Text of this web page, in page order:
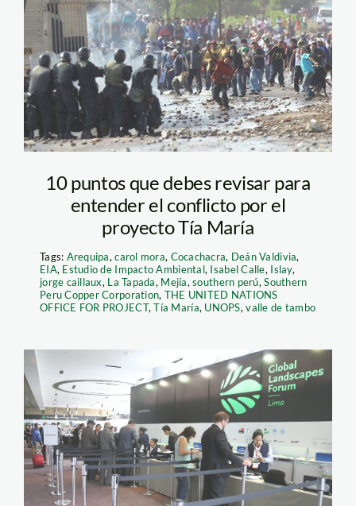
Conflicto en Islay. Tía
María. Foto: El
Comercio
10 puntos que debes revisar para
entender el conflicto por el
proyecto Tía María
Tags: Arequipa,carol mora, Cocachacra, Deán Valdivia,
EIA, Estudio de Impacto Ambiental, Isabel Calle, Islay,
jorge caillaux, La Tapada, Mejía,southern perú,Southern
Peru Copper Corporation, THE UNITED NATIONS
OFFICE FOR PROJECT,Tía María, UNOPS,valle de tambo